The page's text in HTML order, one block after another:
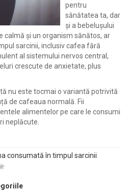
pentru
sănătatea ta, dar
și a bebelușului
calmă și un organism sănătos, ar
sarcinii, inclusiv cafea fără
al sistemului nervos central,
crescute de anxietate, plus
nu este tocmai o variantă potrivită
de cafeaua normală. Fii
alimentelor pe care le consumi
neplăcute.
consumată în timpul sarcinii